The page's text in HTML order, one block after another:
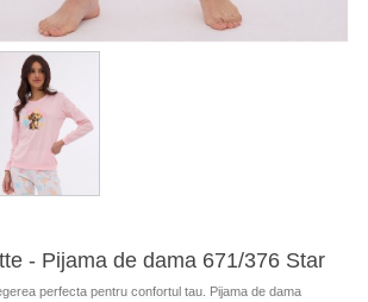
- Pijama de dama 671/376 Star
perfecta pentru confortul tau. Pijama de dama